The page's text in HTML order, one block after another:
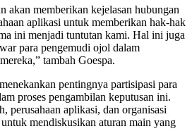
akan memberikan kejelasan hubungan
aplikasi untuk memberikan hak-hak
ini menjadi tuntutan kami. Hal ini juga
para pengemudi ojol dalam
tambah Goespa.
pentingnya partisipasi para
proses pengambilan keputusan ini.
perusahaan aplikasi, dan organisasi
mendiskusikan aturan main yang